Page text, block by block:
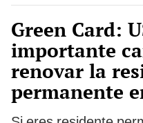
Green Card:
importante
renovar la
permanente